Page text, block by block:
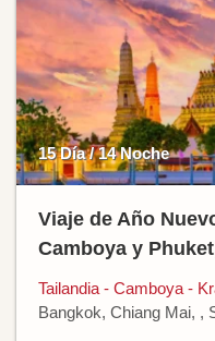
15 Día / 14 Noche
Viaje de Año
Camboya y
Tailandia - Camboya -
Bangkok, Chiang Mai, ,